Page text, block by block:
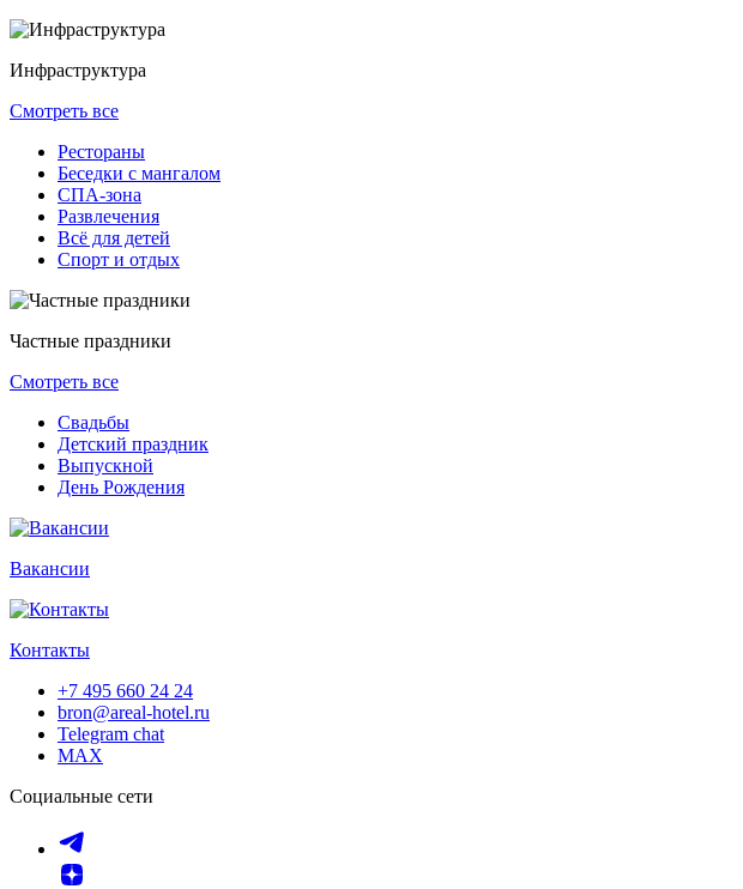
Инфраструктура
Смотреть все
Рестораны
Беседки с мангалом
СПА-зона
Развлечения
Всё для детей
Спорт и отдых
Частные праздники
Смотреть все
Свадьбы
Детский праздник
Выпускной
День Рождения
Вакансии
Контакты
+7 495 660 24 24
bron@areal-hotel.ru
Telegram chat
MAX
Социальные сети